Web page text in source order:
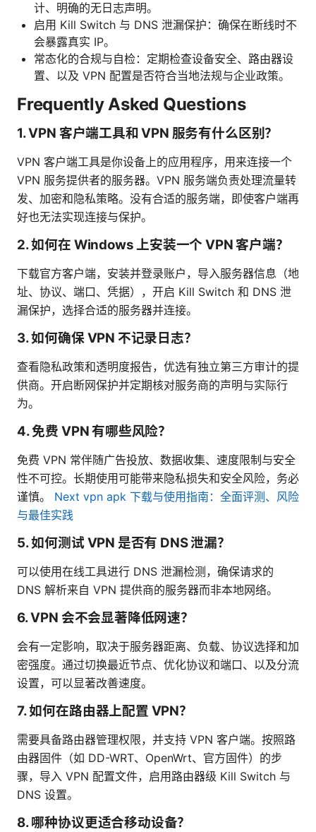
计、明确的无日志声明。
启用 Kill Switch 与 DNS 泄漏保护：确保在断线时不
会暴露真实 IP。
常态化的合规与自检：定期检查设备安全、路由器设
置、以及 VPN 配置是否符合当地法规与企业政策。
Frequently Asked Questions
1. VPN 客户端工具和 VPN 服务有什么区别？
VPN 客户端工具是你设备上的应用程序，用来连接一个
VPN 服务提供者的服务器。VPN 服务端负责处理流量转
发、加密和隐私策略。没有合适的服务端，即使客户端再
好也无法实现连接与保护。
2. 如何在 Windows 上安装一个 VPN 客户端？
下载官方客户端，安装并登录账户，导入服务器信息（地
址、协议、端口、凭据），开启 Kill Switch 和 DNS 泄
漏保护，选择合适的服务器并连接。
3. 如何确保 VPN 不记录日志？
查看隐私政策和透明度报告，优选有独立第三方审计的提
供商。开启断网保护并定期核对服务商的声明与实际行
为。
4. 免费 VPN 有哪些风险？
免费 VPN 常伴随广告投放、数据收集、速度限制与安全
性不可控。长期使用可能带来隐私损失和安全风险，务必
谨慎。 Next vpn apk 下载与使用指南：全面评测、风险
与最佳实践
5. 如何测试 VPN 是否有 DNS 泄漏？
可以使用在线工具进行 DNS 泄漏检测，确保请求的
DNS 解析来自 VPN 提供商的服务器而非本地网络。
6. VPN 会不会显著降低网速？
会有一定影响，取决于服务器距离、负载、协议选择和加
密强度。通过切换最近节点、优化协议和端口、以及分流
设置，可以显著改善速度。
7. 如何在路由器上配置 VPN？
需要具备路由器管理权限，并支持 VPN 客户端。按照路
由器固件（如 DD-WRT、OpenWrt、官方固件）的步
骤，导入 VPN 配置文件，启用路由器级 Kill Switch 与
DNS 设置。
8. 哪种协议更适合移动设备？